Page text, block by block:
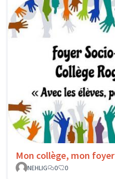
Mon collège, mon foyer
NEHLIG
0 0